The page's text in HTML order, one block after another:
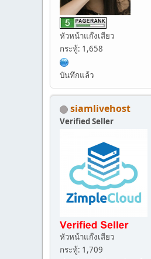
หัวหน้าแก๊งเสียว
กระทู้: 1,658
บันทึกแล้ว
siamlivehost
Verified Seller
หัวหน้าแก๊งเสียว
กระทู้: 1,709